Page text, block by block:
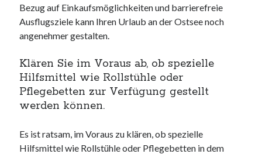
Bezug auf Einkaufsmöglichkeiten und barrierefreie
Ausflugsziele kann Ihren Urlaub an der Ostsee noch
angenehmer gestalten.
Klären Sie im Voraus ab, ob spezielle
Hilfsmittel wie Rollstühle oder
Pflegebetten zur Verfügung gestellt
werden können.
Es ist ratsam, im Voraus zu klären, ob spezielle
Hilfsmittel wie Rollstühle oder Pflegebetten in dem